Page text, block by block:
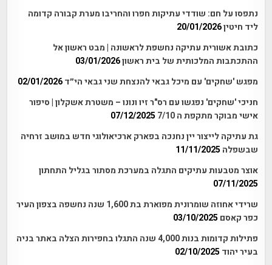
נתפסו על חם: שודדי עתיקות חפרו והחריבו מערת קבורה קדומה
ליד חיטין20/01/2026
כתובת אשורית עתיקה נחשפת לראשונה | מבט ראשון אל
ההתכתבות המלכותית של בית ראשון03/01/2026
מפגש 'שחקים' עם מיכל גבאי להנצחת שני גבאי הי״ד 02/01/2026
חניכי 'שחקים' נפגשו עם רס"ר זיו ונונו – משטרת אשקלון | סיפור
אישי מבוקר מתקפת ה 7/10
07/12/2025
גת עתיקה לייצור יין נחנכה בפארק ארכיאולוגי חדש במושב זרחיה
שבשפלה 11/11/2025
אוצר מטבעות עתיקים התגלה במערכת מסתור בגליל התחתון
07/11/2025
שרידי אחוזה שומרונית מפוארת בת 1,600 שנה נחשפה בצפון העיר
כפר קאסם 03/10/2025
פתילות קדומות בנות 4,000 שנה התגלו בחפירות הצלה באתר בניה
בעיר יהוד 02/10/2025